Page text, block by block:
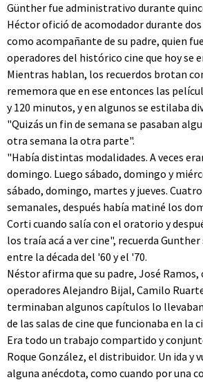
Günther fue administrativo durante
Héctor ofició de acomodador durante
como acompañante de su padre, quien
operadores del histórico cine que hoy se
Mientras hablan, los recuerdos brotan
rememora que en ese entonces las
y 120 minutos, y en algunos se estilaba
"Quizás un fin de semana se pasaban
otra semana la otra parte".
"Había distintas modalidades. A veces
domingo. Luego sábado, domingo y
sábado, domingo, martes y jueves.
semanales, después había matiné los
Corti cuando salía con el oratorio y
los traía acá a ver cine", recuerda
entre la década del '60 y el '70.
Néstor afirma que su padre, José
operadores Alejandro Bijal, Camilo
terminaban algunos capítulos lo
de las salas de cine que funcionaba en la
Era todo un trabajo compartido y
Roque González, el distribuidor. Un ida y
alguna anécdota, como cuando por una